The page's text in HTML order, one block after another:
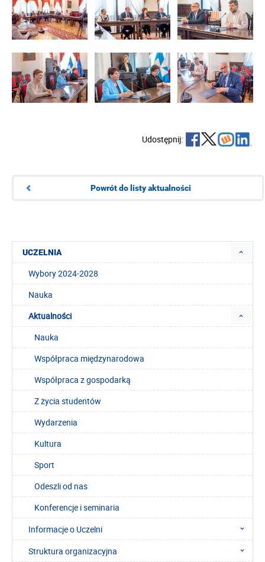
Udostępnij:
Powrót do listy aktualności
UCZELNIA
Wybory 2024-2028
Nauka
Aktualności
Nauka
Współpraca międzynarodowa
Współpraca z gospodarką
Z życia studentów
Wydarzenia
Kultura
Sport
Odeszli od nas
Konferencje i seminaria
Informacje o Uczelni
Struktura organizacyjna